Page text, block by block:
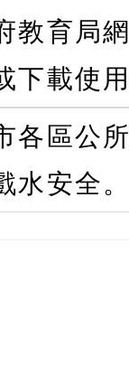
教育局
下載使
各區公
水安全